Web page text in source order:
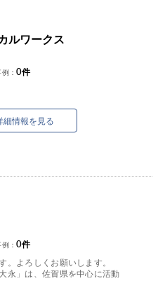
ルワークス
： 0件
細情報を見る
： 0件
よろしくお願いします。
永」は、佐賀県を中心に活動